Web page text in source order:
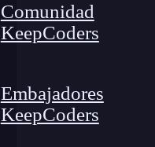
Comunidad
KeepCoders
Embajadores
KeepCoders